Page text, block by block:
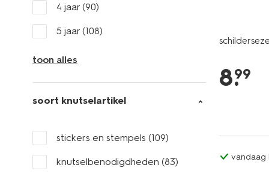
4 jaar (90)
5 jaar (108)
toon alles
soort knutselartikel
stickers en stempels (109)
knutselbenodigdheden (83)
8.
99
vandaag